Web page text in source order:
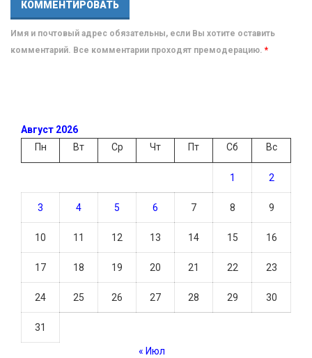
Имя и почтовый адрес обязательны, если Вы хотите оставить
комментарий. Все комментарии проходят премодерацию. *
Август 2026
Пн
Вт Ср Чт Пт Сб Вс
1 2
3 4 5 6 7 8 9
10 11 12 13 14 15 16
17 18 19 20 21 22 23
24 25 26 27 28 29 30
31
« Июл